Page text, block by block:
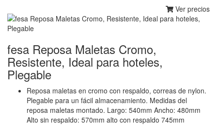
Ver precios
fesa Reposa Maletas Cromo,
Resistente, Ideal para hoteles,
Plegable
Reposa maletas en cromo con respaldo, correas de nylon.
Plegable para un fácil almacenamiento. Medidas del
reposa maletas montado. Largo: 540mm Ancho: 480mm
Alto sin respaldo: 570mm alto con respaldo 745mm